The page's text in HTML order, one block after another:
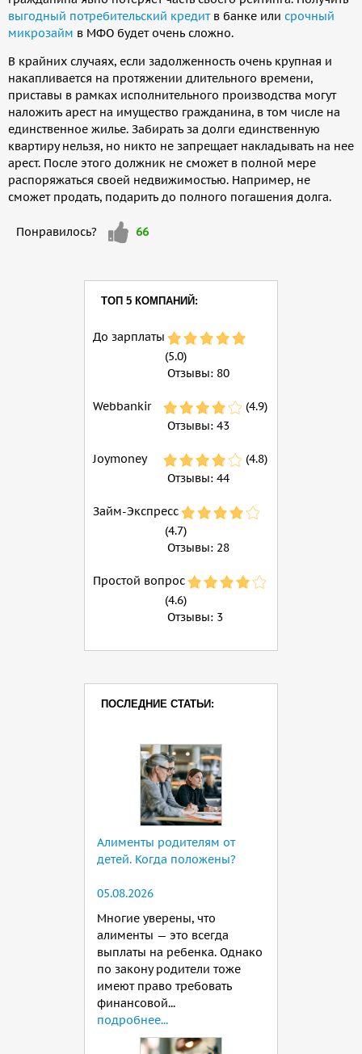
выгодный потребительский кредитв банке или срочный
микрозайм в МФО будет очень сложно.
В крайних случаях, если задолженность очень крупная и
накапливается на протяжении длительного времени,
приставы в рамках исполнительного производства могут
наложить арест на имущество гражданина, в том числе на
единственное жилье. Забирать за долги единственную
квартиру нельзя, но никто не запрещает накладывать на нее
арест. После этого должник не сможет в полной мере
распоряжаться своей недвижимостью. Например, не
сможет продать, подарить до полного погашения долга.
Понравилось?
Мне
нравится
66
ТОП 5 КОМПАНИЙ:
До зарплаты
(5.0)
Отзывы: 80
Webbankir
(4.9)
Отзывы: 43
Joymoney
(4.8)
Отзывы: 44
Займ-Экспресс
(4.7)
Отзывы: 28
Простой вопрос
(4.6)
Отзывы: 3
ПОСЛЕДНИЕ СТАТЬИ:
Алименты родителям от
детей. Когда положены?
05.08.2026
Многие уверены, что
алименты — это всегда
выплаты на ребенка. Однако
по закону родители тоже
имеют право требовать
финансовой...
подробнее...